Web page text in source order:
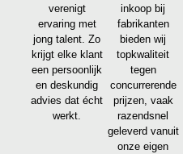
verenigt
ervaring met
jong talent. Zo
krijgt elke klant
een persoonlijk
en deskundig
advies dat écht
werkt.
inkoop bij
fabrikanten
bieden wij
topkwaliteit
tegen
concurrerende
prijzen, vaak
razendsnel
geleverd vanuit
onze eigen